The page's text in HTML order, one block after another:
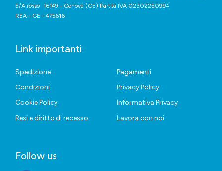
5/A rosso 16149 - Genova (GE) Partita IVA 02302250994
REA - GE - 475616
Link importanti
Spedizione
Pagamenti
Condizioni
Privacy Policy
Cookie Policy
Informativa Privacy
Resi e diritto di recesso
Lavora con noi
Follow us